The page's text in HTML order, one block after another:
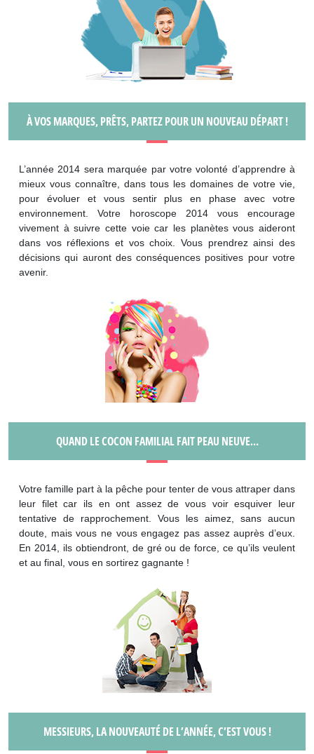
À VOS MARQUES, PRÊTS, PARTEZ POUR UN NOUVEAU DÉPART !
L’année 2014 sera marquée par votre volonté d’apprendre à
mieux vous connaître, dans tous les domaines de votre vie,
pour évoluer et vous sentir plus en phase avec votre
environnement. Votre horoscope 2014 vous encourage
vivement à suivre cette voie car les planètes vous aideront
dans vos réflexions et vos choix. Vous prendrez ainsi des
décisions qui auront des conséquences positives pour votre
avenir.
QUAND LE COCON FAMILIAL FAIT PEAU NEUVE…
Votre famille part à la pêche pour tenter de vous attraper dans
leur filet car ils en ont assez de vous voir esquiver leur
tentative de rapprochement. Vous les aimez, sans aucun
doute, mais vous ne vous engagez pas assez auprès d’eux.
En 2014, ils obtiendront, de gré ou de force, ce qu’ils veulent
et au final, vous en sortirez gagnante !
MESSIEURS, LA NOUVEAUTÉ DE L’ANNÉE, C’EST VOUS !